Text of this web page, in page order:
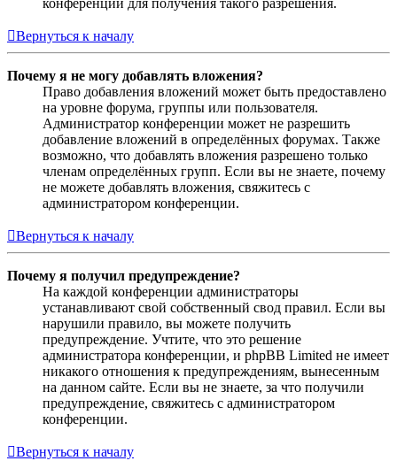
конференции для получения такого разрешения.
Вернуться к началу
Почему я не могу добавлять вложения?
Право добавления вложений может быть предоставлено
на уровне форума, группы или пользователя.
Администратор конференции может не разрешить
добавление вложений в определённых форумах. Также
возможно, что добавлять вложения разрешено только
членам определённых групп. Если вы не знаете, почему
не можете добавлять вложения, свяжитесь с
администратором конференции.
Вернуться к началу
Почему я получил предупреждение?
На каждой конференции администраторы
устанавливают свой собственный свод правил. Если вы
нарушили правило, вы можете получить
предупреждение. Учтите, что это решение
администратора конференции, и phpBB Limited не имеет
никакого отношения к предупреждениям, вынесенным
на данном сайте. Если вы не знаете, за что получили
предупреждение, свяжитесь с администратором
конференции.
Вернуться к началу